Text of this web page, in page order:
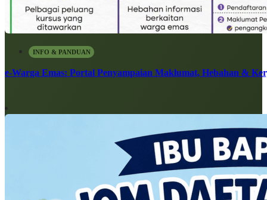
INFO & PANDUAN
e-Warga Emas: Portal Penyampaian Maklumat, Hebahan &